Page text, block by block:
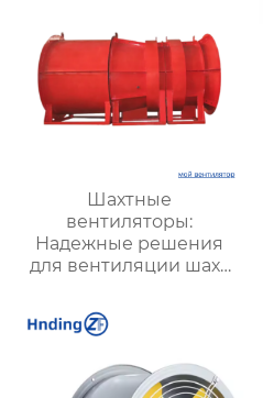
Шахтные
вентиляторы:
Надежные решения
для вентиляции шахт
| Купить с доставкой